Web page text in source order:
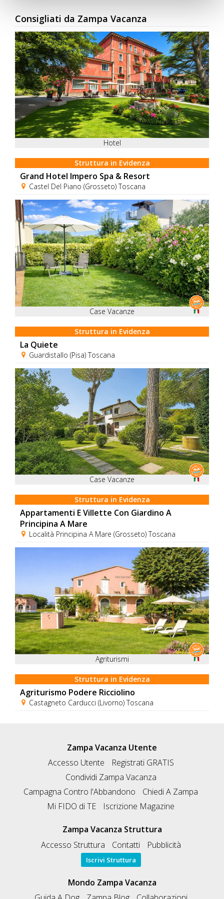
Consigliati da Zampa Vacanza
Hotel
Struttura in Evidenza
Grand Hotel Impero Spa & Resort
Castel Del Piano (Grosseto) Toscana
Case Vacanze
Struttura in Evidenza
La Quiete
Guardistallo (Pisa) Toscana
Case Vacanze
Struttura in Evidenza
Appartamenti E Villette Con Giardino A
Principina A Mare
Località Principina A Mare (Grosseto) Toscana
Agriturismi
Struttura in Evidenza
Agriturismo Podere Ricciolino
Castagneto Carducci (Livorno) Toscana
Zampa Vacanza Utente
Accesso Utente
Registrati GRATIS
Condividi Zampa Vacanza
Campagna Contro l'Abbandono
Chiedi A Zampa
Mi FIDO di TE
Iscrizione Magazine
Zampa Vacanza Struttura
Accesso Struttura
Contatti Pubblicità
Iscrivi Struttura
Mondo Zampa Vacanza